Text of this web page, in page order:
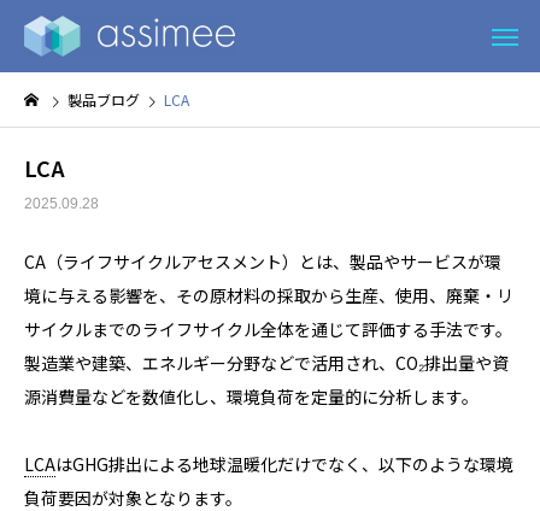
製品ブログ LCA
LCA
2025.09.28
CA（ライフサイクルアセスメント）とは、製品やサービスが環
境に与える影響を、その原材料の採取から生産、使用、廃棄・リ
サイクルまでのライフサイクル全体を通じて評価する手法です。
製造業や建築、エネルギー分野などで活用され、CO₂排出量や資
源消費量などを数値化し、環境負荷を定量的に分析します。
LCAはGHG排出による地球温暖化だけでなく、以下のような環境
負荷要因が対象となります。